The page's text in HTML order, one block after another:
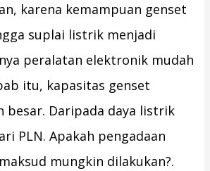
karena kemampuan genset
suplai listrik menjadi
peralatan elektronik mudah
itu, kapasitas genset
besar. Daripada daya listrik
PLN. Apakah pengadaan
mungkin dilakukan?.